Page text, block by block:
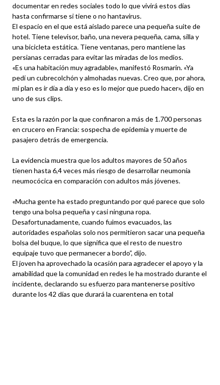
documentar en redes sociales todo lo que vivirá estos días
hasta confirmarse si tiene o no hantavirus.
El espacio en el que está aislado parece una pequeña suite de
hotel. Tiene televisor, baño, una nevera pequeña, cama, silla y
una bicicleta estática. Tiene ventanas, pero mantiene las
persianas cerradas para evitar las miradas de los medios.
«Es una habitación muy agradable», manifestó Rosmarin. «Ya
pedí un cubrecolchón y almohadas nuevas. Creo que, por ahora,
mi plan es ir día a día y eso es lo mejor que puedo hacer», dijo en
uno de sus clips.
Esta es la razón por la que confinaron a más de 1.700 personas
en crucero en Francia: sospecha de epidemia y muerte de
pasajero detrás de emergencia.
La evidencia muestra que los adultos mayores de 50 años
tienen hasta 6,4 veces más riesgo de desarrollar neumonía
neumocócica en comparación con adultos más jóvenes.
«Mucha gente ha estado preguntando por qué parece que solo
tengo una bolsa pequeña y casi ninguna ropa.
Desafortunadamente, cuando fuimos evacuados, las
autoridades españolas solo nos permitieron sacar una pequeña
bolsa del buque, lo que significa que el resto de nuestro
equipaje tuvo que permanecer a bordo”, dijo.
El joven ha aprovechado la ocasión para agradecer el apoyo y la
amabilidad que la comunidad en redes le ha mostrado durante el
incidente, declarando su esfuerzo para mantenerse positivo
durante los 42 días que durará la cuarentena en total